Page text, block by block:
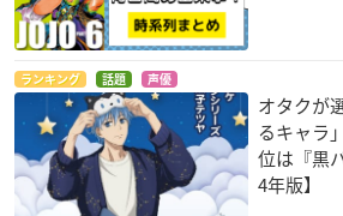
ランキング 話題 声優
オタクが
るキャラ
位は『黒
4年版】